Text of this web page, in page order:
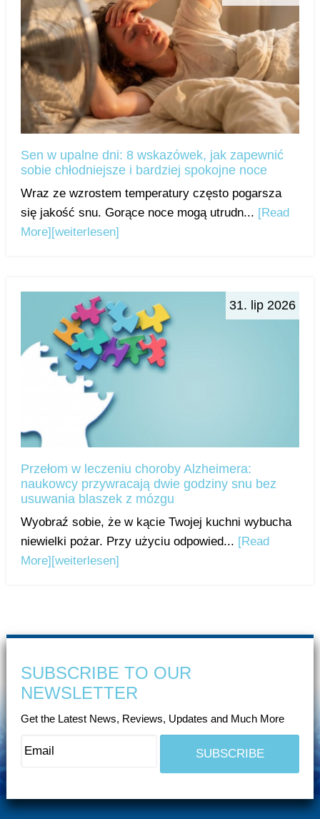
Sen w upalne dni: 8 wskazówek, jak zapewnić
sobie chłodniejsze i bardziej spokojne noce
Wraz ze wzrostem temperatury często pogarsza
się jakość snu. Gorące noce mogą utrudn... [Read
More][weiterlesen]
31. lip 2026
Przełom w leczeniu choroby Alzheimera:
naukowcy przywracają dwie godziny snu bez
usuwania blaszek z mózgu
Wyobraź sobie, że w kącie Twojej kuchni wybucha
niewielki pożar. Przy użyciu odpowied... [Read
More][weiterlesen]
SUBSCRIBE TO OUR
NEWSLETTER
Get the Latest News, Reviews, Updates and Much More